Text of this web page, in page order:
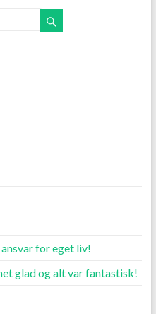
for eget liv!
glad og alt var fantastisk!